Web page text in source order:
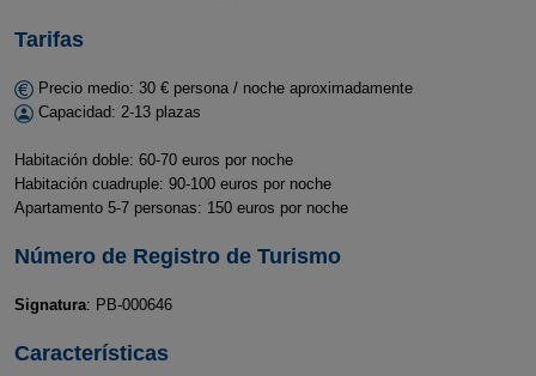
Tarifas
Precio medio: 30 € persona / noche aproximadamente
Capacidad: 2-13 plazas
Habitación doble: 60-70 euros por noche
Habitación cuadruple: 90-100 euros por noche
Apartamento 5-7 personas: 150 euros por noche
Número de Registro de Turismo
Signatura: PB-000646
Características